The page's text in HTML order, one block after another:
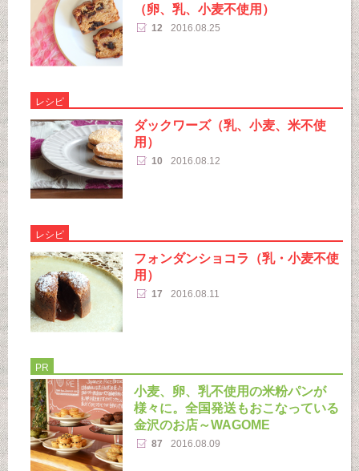
（卵、乳、小麦不使用）
12 2016.08.25
レシピ
ダックワーズ（乳、小麦、米不使
用）
10 2016.08.12
レシピ
フォンダンショコラ（乳・小麦不使
用）
17 2016.08.11
PR
小麦、卵、乳不使用の米粉パンが
様々に。全国発送もおこなっている
金沢のお店～WAGOME
87 2016.08.09